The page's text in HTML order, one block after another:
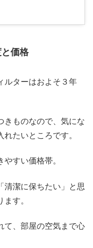
価格
ルターはおよそ３年
きものなので、気にな
たいところです。
すい価格帯。
清潔に保ちたい」と思
す。
て、部屋の空気まで心